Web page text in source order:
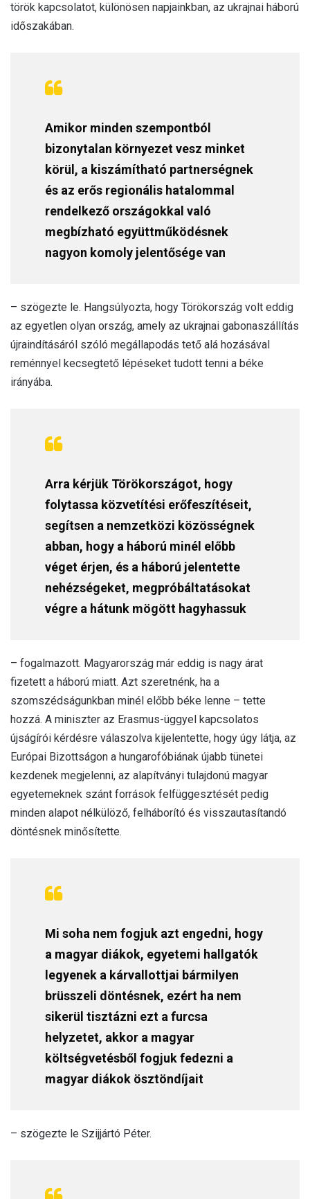
török kapcsolatot, különösen napjainkban, az ukrajnai háború
időszakában.
Amikor minden szempontból
bizonytalan környezet vesz minket
körül, a kiszámítható partnerségnek
és az erős regionális hatalommal
rendelkező országokkal való
megbízható együttműködésnek
nagyon komoly jelentősége van
– szögezte le. Hangsúlyozta, hogy Törökország volt eddig
az egyetlen olyan ország, amely az ukrajnai gabonaszállítás
újraindításáról szóló megállapodás tető alá hozásával
reménnyel kecsegtető lépéseket tudott tenni a béke
irányába.
Arra kérjük Törökországot, hogy
folytassa közvetítési erőfeszítéseit,
segítsen a nemzetközi közösségnek
abban, hogy a háború minél előbb
véget érjen, és a háború jelentette
nehézségeket, megpróbáltatásokat
végre a hátunk mögött hagyhassuk
– fogalmazott. Magyarország már eddig is nagy árat
fizetett a háború miatt. Azt szeretnénk, ha a
szomszédságunkban minél előbb béke lenne – tette
hozzá. A miniszter az Erasmus-üggyel kapcsolatos
újságírói kérdésre válaszolva kijelentette, hogy úgy látja, az
Európai Bizottságon a hungarofóbiának újabb tünetei
kezdenek megjelenni, az alapítványi tulajdonú magyar
egyetemeknek szánt források felfüggesztését pedig
minden alapot nélkülöző, felháborító és visszautasítandó
döntésnek minősítette.
Mi soha nem fogjuk azt engedni, hogy
a magyar diákok, egyetemi hallgatók
legyenek a kárvallottjai bármilyen
brüsszeli döntésnek, ezért ha nem
sikerül tisztázni ezt a furcsa
helyzetet, akkor a magyar
költségvetésből fogjuk fedezni a
magyar diákok ösztöndíjait
– szögezte le Szijjártó Péter.